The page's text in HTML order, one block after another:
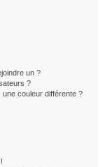
un ?
?
une couleur différente ?